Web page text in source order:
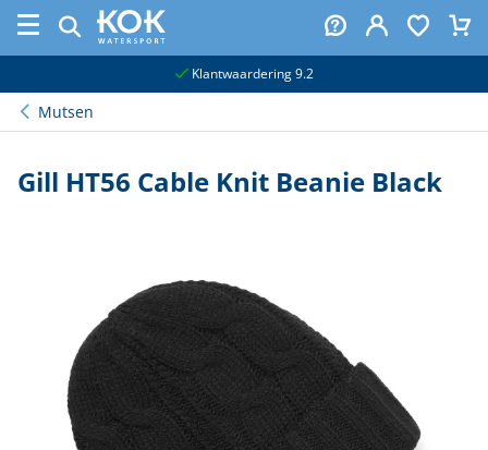
Klantwaardering 9.2
Mutsen
Gill HT56 Cable Knit Beanie Black